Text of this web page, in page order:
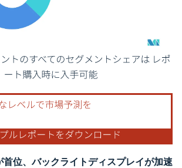
。再利用にはCC BY 4.0の表示が必要です。
位、バックライトディスプレイが加速